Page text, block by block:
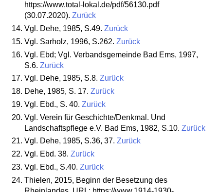
https://www.total-lokal.de/pdf/56130.pdf
(30.07.2020). Zurück
Vgl. Dehe, 1985, S.49. Zurück
Vgl. Sarholz, 1996, S.262. Zurück
Vgl. Ebd; Vgl. Verbandsgemeinde Bad Ems, 1997,
S.6. Zurück
Vgl. Dehe, 1985, S.8. Zurück
Dehe, 1985, S. 17. Zurück
Vgl. Ebd., S. 40. Zurück
Vgl. Verein für Geschichte/Denkmal. Und
Landschaftspflege e.V. Bad Ems, 1982, S.10. Zurück
Vgl. Dehe, 1985, S.36, 37. Zurück
Vgl. Ebd. 38. Zurück
Vgl. Ebd., S.40. Zurück
Thielen, 2015, Beginn der Besetzung des